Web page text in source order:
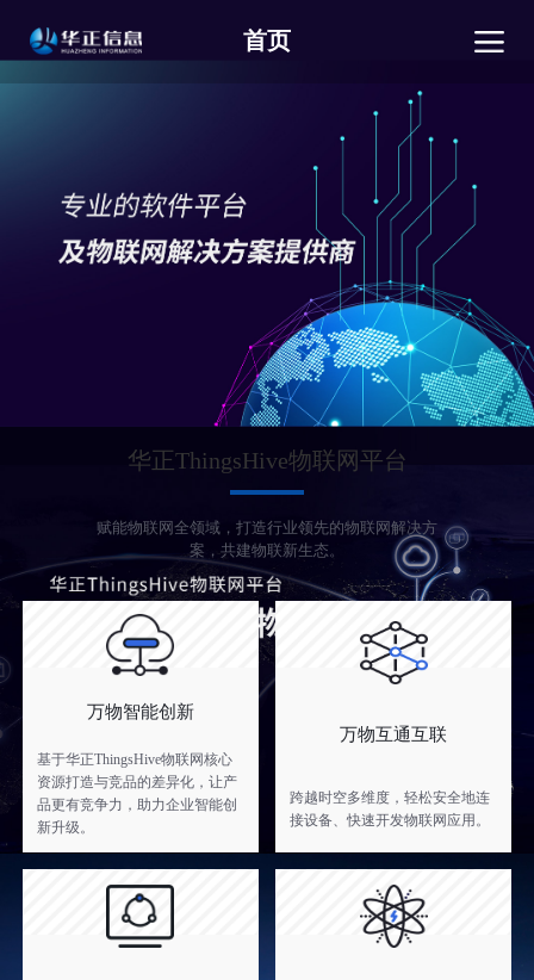
首页
华正ThingsHive物联网平台
赋能物联网全领域，打造行业领先的物联网解决方
案，共建物联新生态。
万物智能创新
基于华正ThingsHive物联网核心
资源打造与竞品的差异化，让产
品更有竞争力，助力企业智能创
新升级。
万物互通互联
跨越时空多维度，轻松安全地连
接设备、快速开发物联网应用。